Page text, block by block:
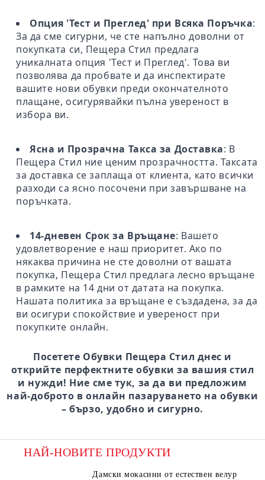
Опция 'Тест и Преглед' при Всяка Поръчка:
За да сме сигурни, че сте напълно доволни от
покупката си, Пещера Стил предлага
уникалната опция 'Тест и Преглед'. Това ви
позволява да пробвате и да инспектирате
вашите нови обувки преди окончателното
плащане, осигурявайки пълна увереност в
избора ви.
Ясна и Прозрачна Такса за Доставка: В
Пещера Стил ние ценим прозрачността. Таксата
за доставка се заплаща от клиента, като всички
разходи са ясно посочени при завършване на
поръчката.
14-дневен Срок за Връщане: Вашето
удовлетворение е наш приоритет. Ако по
някаква причина не сте доволни от вашата
покупка, Пещера Стил предлага лесно връщане
в рамките на 14 дни от датата на покупка.
Нашата политика за връщане е създадена, за да
ви осигури спокойствие и увереност при
покупките онлайн.
Посетете Обувки Пещера Стил днес и
открийте перфектните обувки за вашия стил
и нужди! Ние сме тук, за да ви предложим
най-доброто в онлайн пазаруването на обувки
– бързо, удобно и сигурно.
НАЙ-НОВИТЕ ПРОДУКТИ
Дамски мокасини от естествен велур